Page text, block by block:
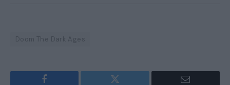
Doom The Dark Ages